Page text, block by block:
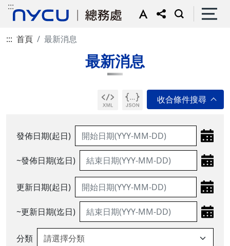
:::
::: 首頁 最新消息
最新消息
發佈日期(起日)
~發佈日期(迄日)
更新日期(起日)
~更新日期(迄日)
分類